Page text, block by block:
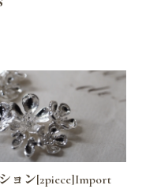
ョン[2piece]Import